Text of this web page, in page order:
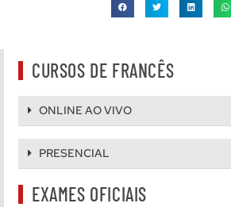
CURSOS DE FRANCÊS
ONLINE AO VIVO
PRESENCIAL
EXAMES OFICIAIS